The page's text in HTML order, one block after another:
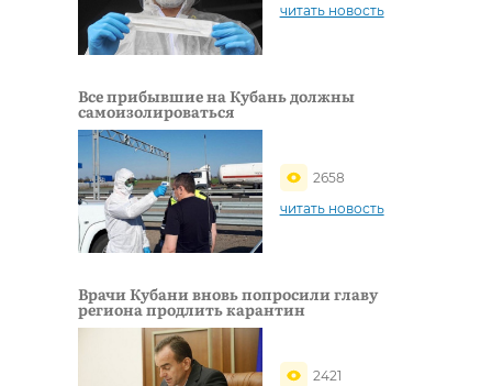
читать новость
Все прибывшие на Кубань должны
самоизолироваться
2658
читать новость
Врачи Кубани вновь попросили главу
региона продлить карантин
2421